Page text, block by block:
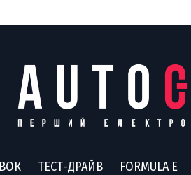
ТЕСТ-ДРАЙВ FORMULA E